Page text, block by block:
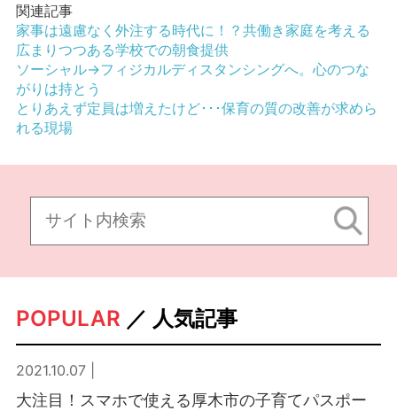
関連記事
家事は遠慮なく外注する時代に！？共働き家庭を考える
広まりつつある学校での朝食提供
ソーシャル→フィジカルディスタンシングへ。心のつな
がりは持とう
とりあえず定員は増えたけど･･･保育の質の改善が求めら
れる現場
POPULAR ／ 人気記事
2021.10.07 |
大注目！スマホで使える厚木市の子育てパスポー